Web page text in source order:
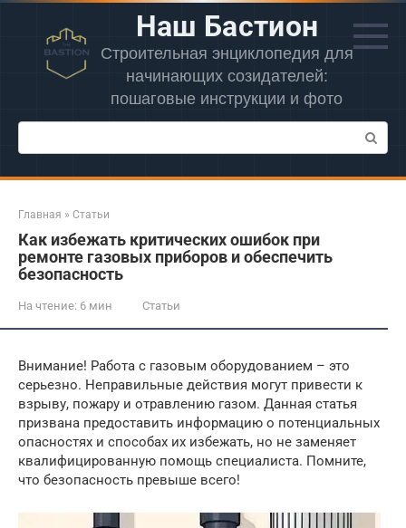
Перейти
контенту
Наш Бастион
Строительная энциклопедия для
начинающих созидателей:
пошаговые инструкции и фото
Поиск:
Главная » Статьи
Как избежать критических ошибок при
ремонте газовых приборов и обеспечить
безопасность
На чтение: 6 мин Статьи
Внимание! Работа с газовым оборудованием – это
серьезно. Неправильные действия могут привести к
взрыву, пожару и отравлению газом. Данная статья
призвана предоставить информацию о потенциальных
опасностях и способах их избежать, но не заменяет
квалифицированную помощь специалиста. Помните,
что безопасность превыше всего!